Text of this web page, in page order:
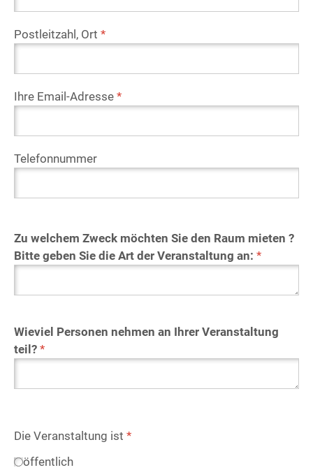
Postleitzahl, Ort *
Ihre Email-Adresse *
Telefonnummer
Zu welchem Zweck möchten Sie den Raum mieten ?
Bitte geben Sie die Art der Veranstaltung an: *
Wieviel Personen nehmen an Ihrer Veranstaltung
teil? *
Die Veranstaltung ist *
öffentlich